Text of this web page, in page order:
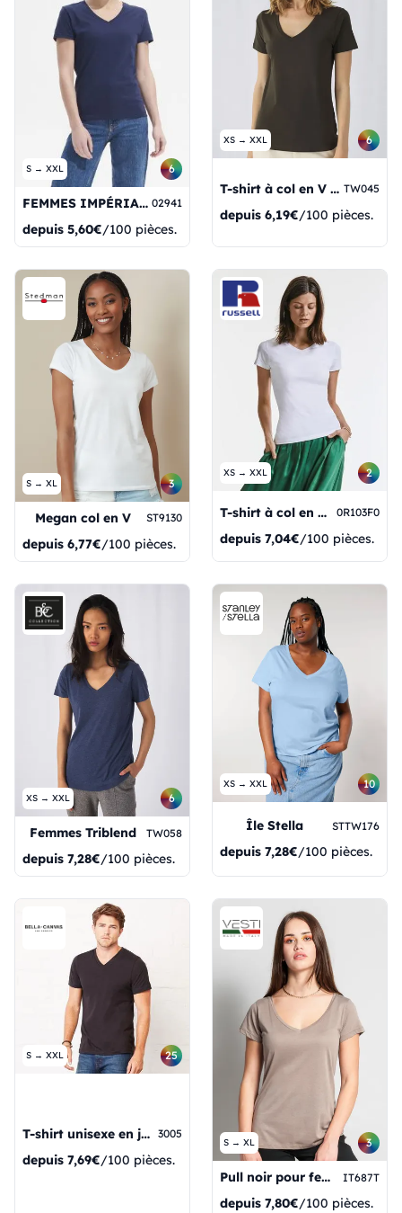
S → XXL 6
FEMMES IMPÉRIALES V 02941
depuis 5,60€/100 pièces.
XS → XXL 6
T-shirt à col en V Favorite Inspire pour femmes TW045
depuis 6,19€/100 pièces.
S → XL 3
Megan col en V ST9130
depuis 6,77€/100 pièces.
XS → XXL 2
T-shirt à col en V pour femme Pure Organic 0R103F0
depuis 7,04€/100 pièces.
XS → XXL 6
Femmes Triblend TW058
depuis 7,28€/100 pièces.
XS → XXL 10
Île Stella STTW176
depuis 7,28€/100 pièces.
S → XXL 25
T-shirt unisexe en jersey à col en V 3005
depuis 7,69€/100 pièces.
S → XL 3
Pull noir pour femme en modal C/VM/C 50/50% coton/modal 110 g/m², taille S IT687T
depuis 7,80€/100 pièces.